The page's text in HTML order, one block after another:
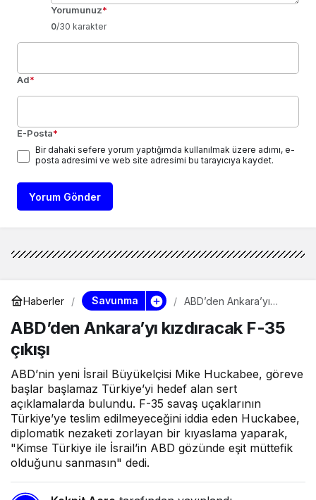
Yorumunuz*
0/30 karakter
Ad*
E-Posta*
Bir dahaki sefere yorum yaptığımda kullanılmak üzere adımı, e-
posta adresimi ve web site adresimi bu tarayıcıya kaydet.
Yorum Gönder
Haberler Savunma
ABD’den Ankara’yı
ABD’den Ankara’yı kızdıracak F-35
çıkışı
ABD’nin yeni İsrail Büyükelçisi Mike Huckabee, göreve
başlar başlamaz Türkiye’yi hedef alan sert
açıklamalarda bulundu. F-35 savaş uçaklarının
Türkiye’ye teslim edilmeyeceğini iddia eden Huckabee,
diplomatik nezaketi zorlayan bir kıyaslama yaparak,
"Kimse Türkiye ile İsrail’in ABD gözünde eşit müttefik
olduğunu sanmasın" dedi.